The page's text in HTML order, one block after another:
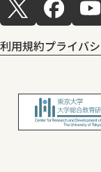
利用規約プライバ